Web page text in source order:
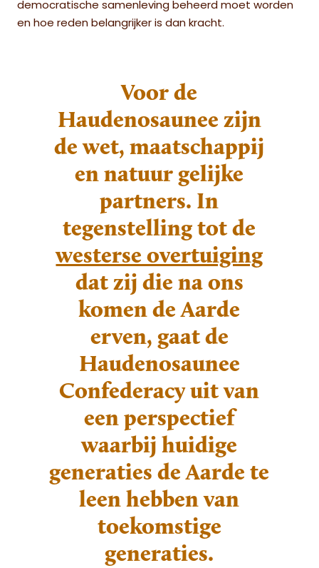
democratische samenleving beheerd moet worden
en hoe reden belangrijker is dan kracht.
Voor de
Haudenosaunee zijn
de wet, maatschappij
en natuur gelijke
partners. In
tegenstelling tot de
westerse overtuiging
dat zij die na ons
komen de Aarde
erven, gaat de
Haudenosaunee
Confederacy uit van
een perspectief
waarbij huidige
generaties de Aarde te
leen hebben van
toekomstige
generaties.